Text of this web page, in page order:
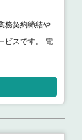
務契約締結や
ビスです。 電